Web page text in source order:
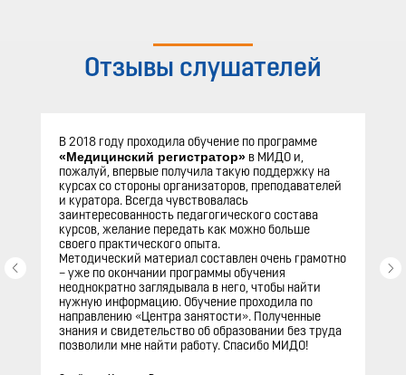
Отзывы слушателей
В 2018 году проходила обучение по программе
«Медицинский регистратор» в МИДО и,
пожалуй, впервые получила такую поддержку на
курсах со стороны организаторов, преподавателей
и куратора. Всегда чувствовалась
заинтересованность педагогического состава
курсов, желание передать как можно больше
своего практического опыта.
Методический материал составлен очень грамотно
– уже по окончании программы обучения
неоднократно заглядывала в него, чтобы найти
нужную информацию. Обучение проходила по
направлению «Центра занятости». Полученные
знания и свидетельство об образовании без труда
позволили мне найти работу. Спасибо МИДО!